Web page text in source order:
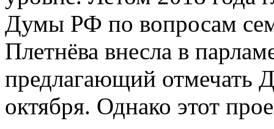
Думы РФ по вопросам
Плетнёва внесла в
предлагающий отмечать
октября. Однако этот